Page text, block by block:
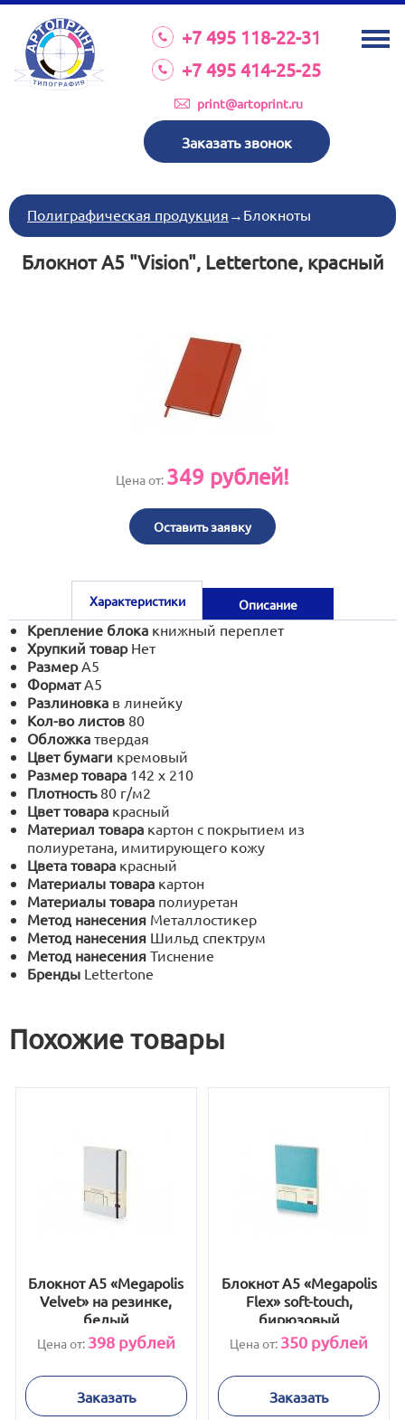
+7 495 118-22-31
+7 495 414-25-25
print@artoprint.ru
Заказать звонок
О КОМПАНИИ
УСЛУГИ
КАТАЛОГ
ТРЕБОВАНИЯ К МАКЕТАМ
НОВОСТИ
ИНВЕСТИЦИИ
КОНТАКТЫ
пн-пт 8:30 17:00
Полиграфическая продукция → Блокноты
Блокнот А5 "Vision", Lettertone, красный
Цена от: 349 рублей!
Оставить заявку
Характеристики Описание
Крепление блока книжный переплет
Хрупкий товар Нет
Размер А5
Формат А5
Разлиновка в линейку
Кол-во листов 80
Обложка твердая
Цвет бумаги кремовый
Размер товара 142 х 210
Плотность 80 г/м2
Цвет товара красный
Материал товара картон с покрытием из
полиуретана, имитирующего кожу
Цвета товара красный
Материалы товара картон
Материалы товара полиуретан
Метод нанесения Металлостикер
Метод нанесения Шильд спектрум
Метод нанесения Тиснение
Бренды Lettertone
Похожие товары
Блокнот А5 «Megapolis
Velvet» на резинке,
белый
Цена от: 398рублей
Заказать
Блокнот А5 «Megapolis
Flex» soft-touch,
бирюзовый
Цена от: 350 рублей
Заказать